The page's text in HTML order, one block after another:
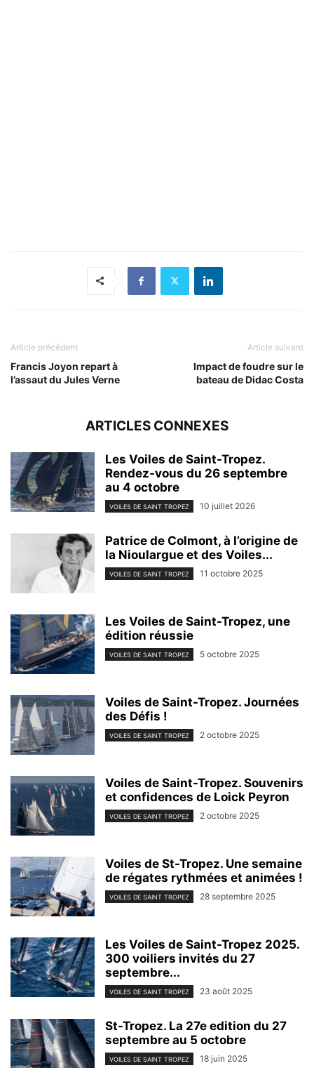
Article précédent
Francis Joyon repart à
l’assaut du Jules Verne
Article suivant
Impact de foudre sur le
bateau de Didac Costa
ARTICLES CONNEXES
Les Voiles de Saint-Tropez.
Rendez-vous du 26 septembre
au 4 octobre
VOILES DE SAINT TROPEZ 10 juillet 2026
Patrice de Colmont, à l’origine de
la Nioulargue et des Voiles...
VOILES DE SAINT TROPEZ 11 octobre 2025
Les Voiles de Saint-Tropez, une
édition réussie
VOILES DE SAINT TROPEZ 5 octobre 2025
Voiles de Saint-Tropez. Journées
des Défis !
VOILES DE SAINT TROPEZ 2 octobre 2025
Voiles de Saint-Tropez. Souvenirs
et confidences de Loick Peyron
VOILES DE SAINT TROPEZ 2 octobre 2025
Voiles de St-Tropez. Une semaine
de régates rythmées et animées !
VOILES DE SAINT TROPEZ 28 septembre 2025
Les Voiles de Saint-Tropez 2025.
300 voiliers invités du 27
septembre...
VOILES DE SAINT TROPEZ 23 août 2025
St-Tropez. La 27e edition du 27
septembre au 5 octobre
VOILES DE SAINT TROPEZ 18 juin 2025